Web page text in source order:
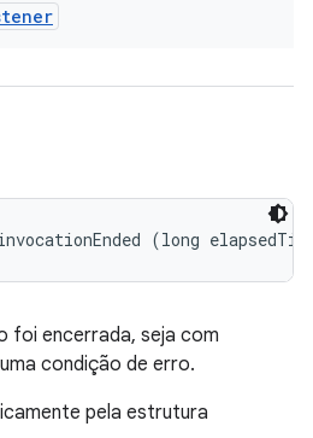
(long
foi encerrada, seja com
condição de erro.
pela estrutura